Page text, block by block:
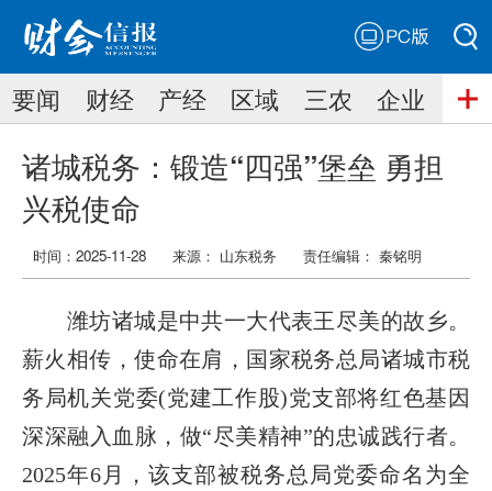
搜索
搜索
要闻 财经 产经 区域 三农 企业
诸城税务：锻造“四强”堡垒 勇担
兴税使命
时间：2025-11-28 来源： 山东税务 责任编辑： 秦铭明
潍坊诸城是中共一大代表王尽美的故乡。
薪火相传，使命在肩，国家税务总局诸城市税
务局机关党委(党建工作股)党支部将红色基因
深深融入血脉，做“尽美精神”的忠诚践行者。
2025年6月，该支部被税务总局党委命名为全